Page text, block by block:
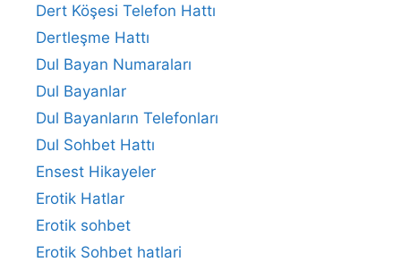
Dert Köşesi Telefon Hattı
Dertleşme Hattı
Dul Bayan Numaraları
Dul Bayanlar
Dul Bayanların Telefonları
Dul Sohbet Hattı
Ensest Hikayeler
Erotik Hatlar
Erotik sohbet
Erotik Sohbet hatlari